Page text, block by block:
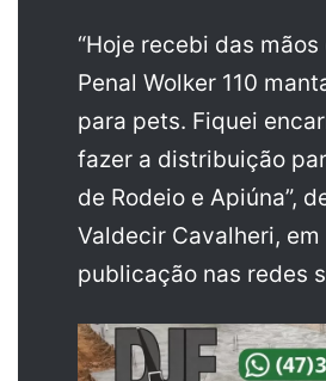
“Hoje recebi das
Penal Wolker 110
para pets. Fiquei
fazer a distribuição
de Rodeio e Apiúna”,
Valdecir Cavalheri, em
publicação nas redes